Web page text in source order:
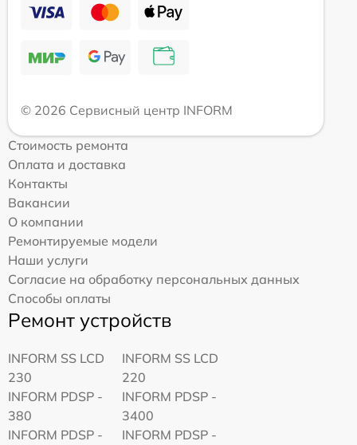
© 2026 Сервисный центр INFORM
Стоимость ремонта
Оплата и доставка
Контакты
Вакансии
О компании
Ремонтируемые модели
Наши услуги
Согласие на обработку персональных данных
Способы оплаты
Ремонт устройств
INFORM SS LCD
230
INFORM SS LCD
220
INFORM PDSP -
380
INFORM PDSP -
3400
INFORM PDSP -
INFORM PDSP -